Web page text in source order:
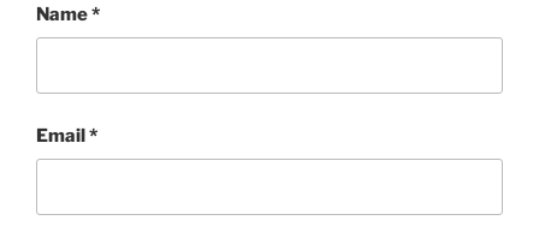
Name*
Email*